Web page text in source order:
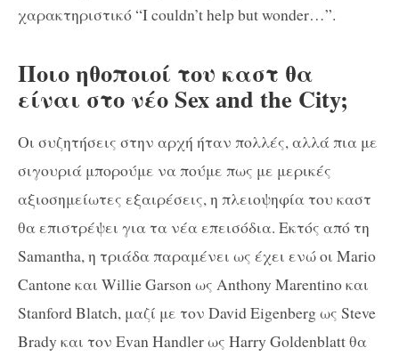
χαρακτηριστικό “I couldn’t help but wonder…”.
Ποιο ηθοποιοί του καστ θα
είναι στο νέο Sex and the City;
Οι συζητήσεις στην αρχή ήταν πολλές, αλλά πια με
σιγουριά μπορούμε να πούμε πως με μερικές
αξιοσημείωτες εξαιρέσεις, η πλειοψηφία του καστ
θα επιστρέψει για τα νέα επεισόδια. Εκτός από τη
Samantha, η τριάδα παραμένει ως έχει ενώ οι Mario
Cantone και Willie Garson ως Anthony Marentino και
Stanford Blatch, μαζί με τον David Eigenberg ως Steve
Brady και τον Evan Handler ως Harry Goldenblatt θα